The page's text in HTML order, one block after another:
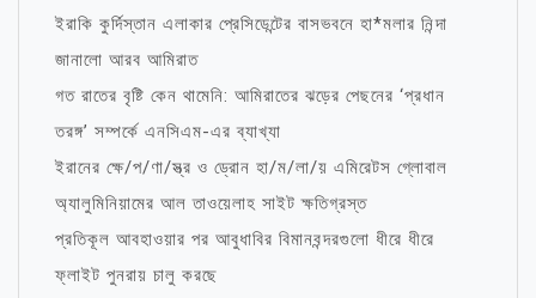
ইরাকি কুর্দিস্তান এলাকার প্রেসিডেন্টের বাসভবনে হা*মলার নিন্দা
জানালো আরব আমিরাত
গত রাতের বৃষ্টি কেন থামেনি: আমিরাতের ঝড়ের পেছনের ‘প্রধান
তরঙ্গ’ সম্পর্কে এনসিএম-এর ব্যাখ্যা
ইরানের ক্ষে/প/ণা/স্ত্র ও ড্রোন হা/ম/লা/য় এমিরেটস গ্লোবাল
অ্যালুমিনিয়ামের আল তাওয়েলাহ সাইট ক্ষতিগ্রস্ত
প্রতিকূল আবহাওয়ার পর আবুধাবির বিমানবন্দরগুলো ধীরে ধীরে
ফ্লাইট পুনরায় চালু করছে